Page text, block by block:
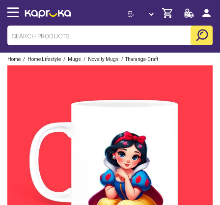
Home / Home Lifestyle / Mugs / Novelty Mugs / Tharanga-Craft